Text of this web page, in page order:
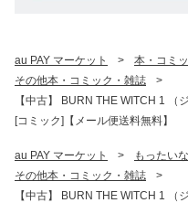
au PAY マーケット > 本・コミ
その他本・コミック・雑誌
>
【中古】 BURN THE WITCH 1 （
[コミック]【メール便送料無料】
au PAY マーケット > もったい
その他本・コミック・雑誌
>
【中古】 BURN THE WITCH 1 （